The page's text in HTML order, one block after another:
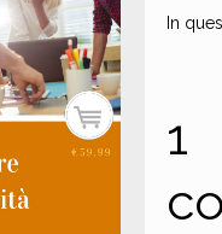
In
1